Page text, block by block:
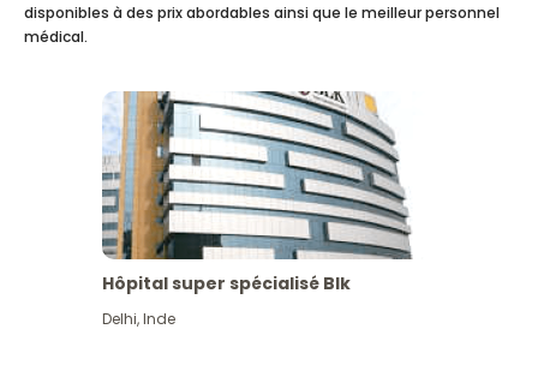
disponibles à des prix abordables ainsi que le meilleur personnel
médical.
Hôpital super spécialisé Blk
Delhi,Inde